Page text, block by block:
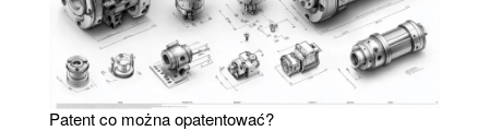
Patent co można opatentować?